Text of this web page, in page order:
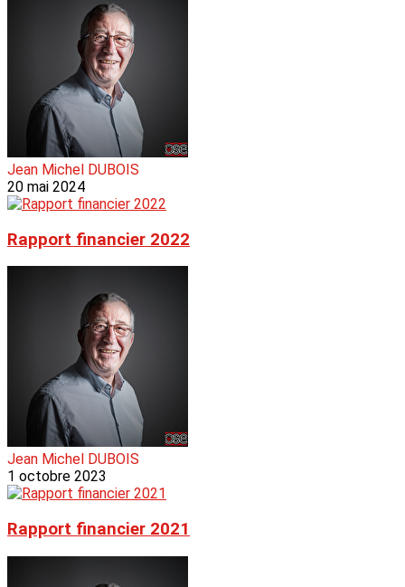
Jean Michel DUBOIS
20 mai 2024
Rapport financier 2022
Jean Michel DUBOIS
1 octobre 2023
Rapport financier 2021